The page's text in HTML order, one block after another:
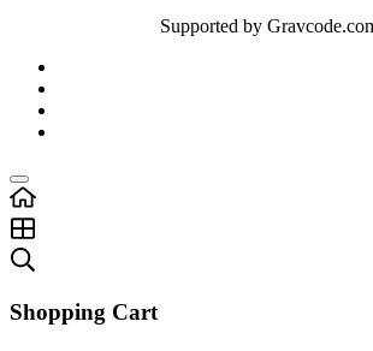
Supported by
Shopping Cart